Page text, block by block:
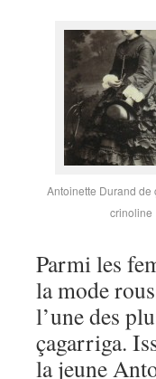
Antoinette Durand de
crinoline
Parmi les
la mode
l’une des
çagarriga.
la jeune